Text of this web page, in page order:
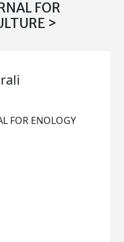
FOR
>
FOR ENOLOGY